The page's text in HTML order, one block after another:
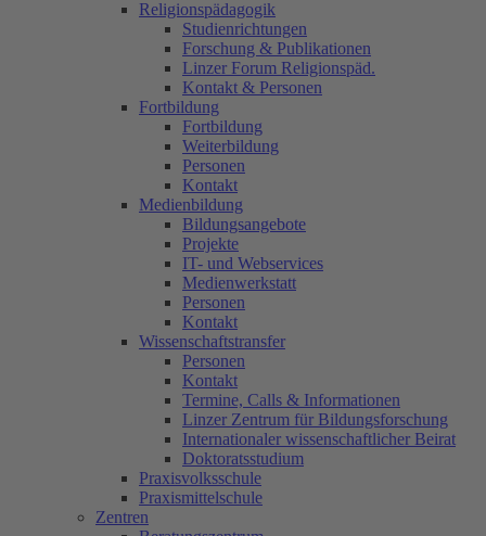
Religionspädagogik
Studienrichtungen
Forschung & Publikationen
Linzer Forum Religionspäd.
Kontakt & Personen
Fortbildung
Fortbildung
Weiterbildung
Personen
Kontakt
Medienbildung
Bildungsangebote
Projekte
IT- und Webservices
Medienwerkstatt
Personen
Kontakt
Wissenschaftstransfer
Personen
Kontakt
Termine, Calls & Informationen
Linzer Zentrum für Bildungsforschung
Internationaler wissenschaftlicher Beirat
Doktoratsstudium
Praxisvolksschule
Praxismittelschule
Zentren